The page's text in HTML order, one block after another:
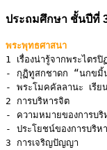
ประถมศึกษา ชั้นปีที่
พระพุทธศาสนา
1 เรื่องน่ารู้จากพระไตรปิ
- กุฏิทูสกชาดก “นกขมิ้
2 การบริหารจิต
- ความหมายของการบริ
3 การเจริญปัญญา